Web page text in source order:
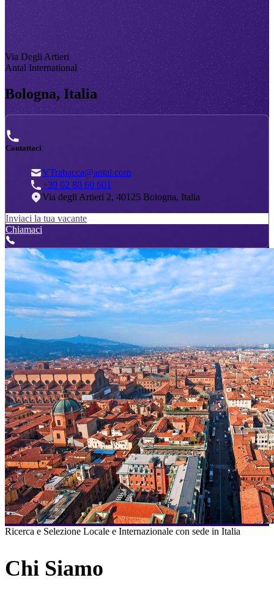
Via Degli Artieri
Antal International
Bologna, Italia
Contattaci
VTrabacca@antal.com
+39 02 80 60 601
Via degli Artieri 2, 40125 Bologna, Italia
Inviaci la tua vacante
Chiamaci
Ricerca e Selezione Locale e Internazionale con sede in Italia
Chi Siamo